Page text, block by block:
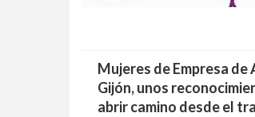
Mujeres de Empresa
Gijón, unos
abrir camino desde el